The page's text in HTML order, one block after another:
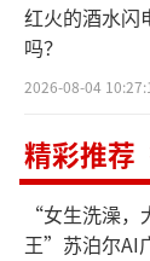
有了
的消费业
千问这个
费决策与
由千问负
动的进程。
红火的酒水
吗？
2026-08-04
精彩推荐
“女生洗澡
王”苏泊尔AI